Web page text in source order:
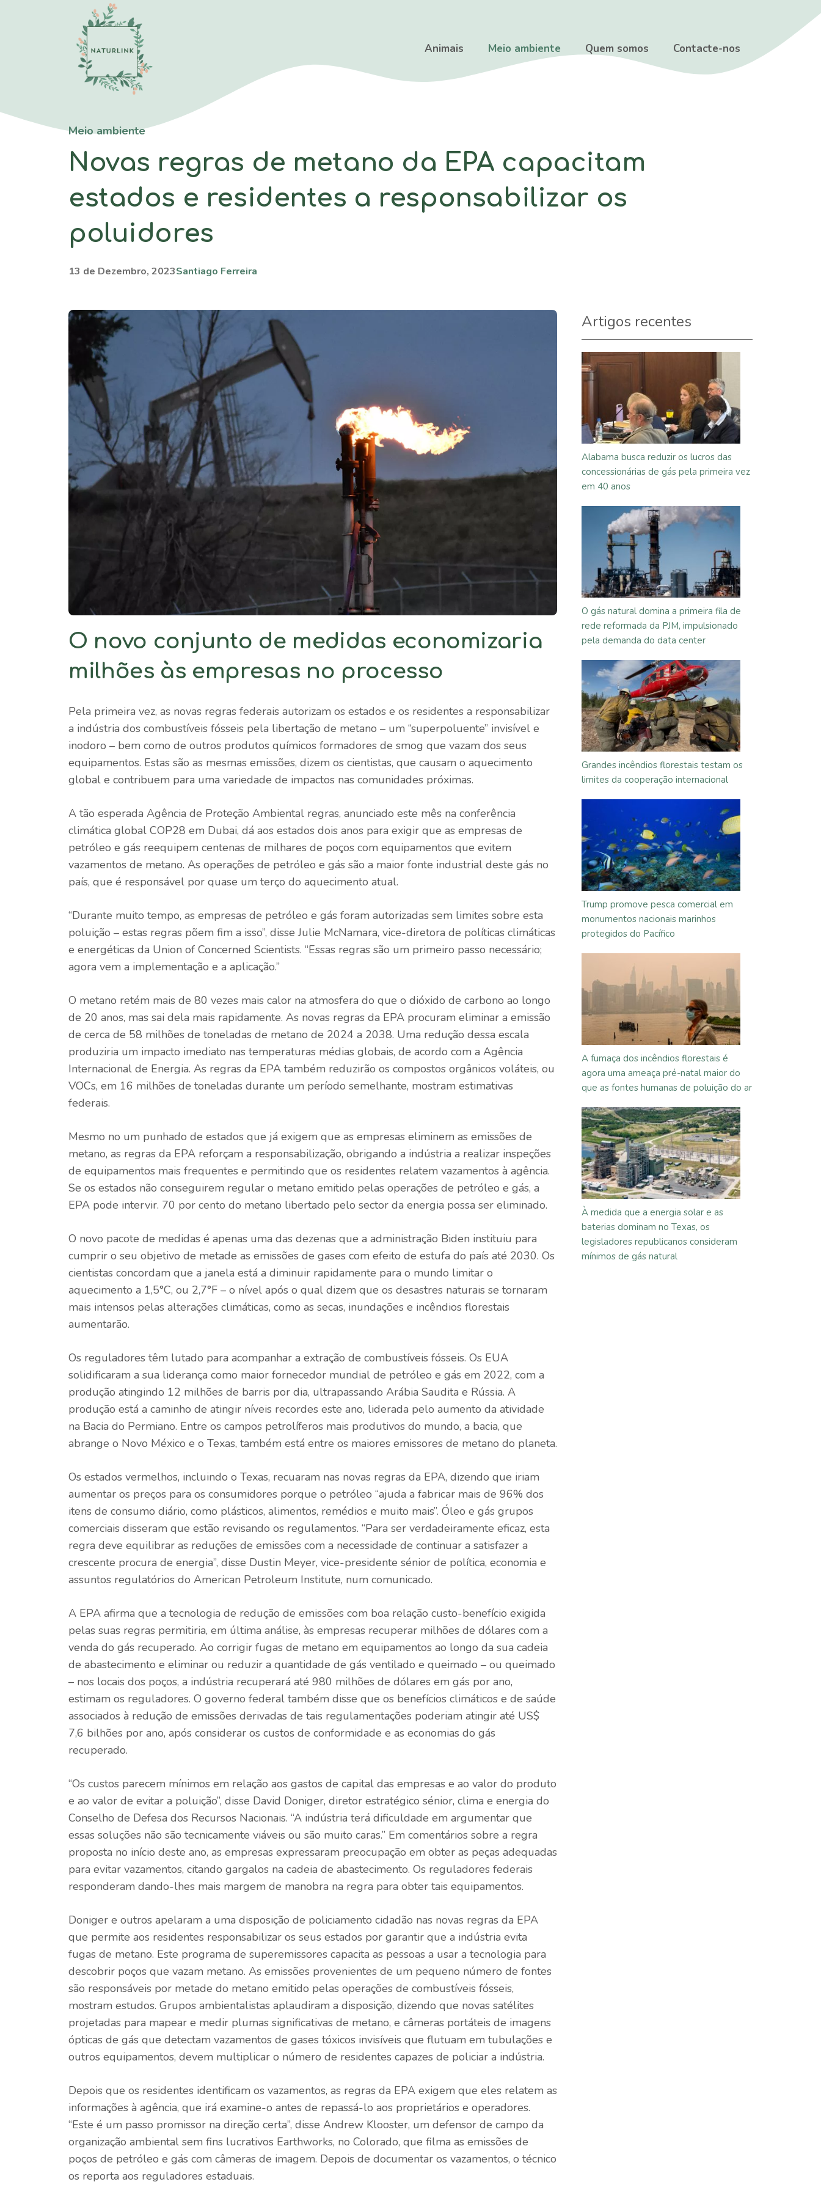
Animais Meio ambiente Quem somos Contacte-nos
Meio ambiente
Novas regras de metano da EPA capacitam
estados e residentes a responsabilizar os
poluidores
13 de Dezembro, 2023Santiago Ferreira
O novo conjunto de medidas economizaria
milhões às empresas no processo
Pela primeira vez, as novas regras federais autorizam os estados e os residentes a responsabilizar
a indústria dos combustíveis fósseis pela libertação de metano – um “superpoluente” invisível e
inodoro – bem como de outros produtos químicos formadores de smog que vazam dos seus
equipamentos. Estas são as mesmas emissões, dizem os cientistas, que causam o aquecimento
global e contribuem para uma variedade de impactos nas comunidades próximas.
A tão esperada Agência de Proteção Ambiental regras, anunciado este mês na conferência
climática global COP28 em Dubai, dá aos estados dois anos para exigir que as empresas de
petróleo e gás reequipem centenas de milhares de poços com equipamentos que evitem
vazamentos de metano. As operações de petróleo e gás são a maior fonte industrial deste gás no
país, que é responsável por quase um terço do aquecimento atual.
“Durante muito tempo, as empresas de petróleo e gás foram autorizadas sem limites sobre esta
poluição – estas regras põem fim a isso”, disse Julie McNamara, vice-diretora de políticas climáticas
e energéticas da Union of Concerned Scientists. “Essas regras são um primeiro passo necessário;
agora vem a implementação e a aplicação.”
O metano retém mais de 80 vezes mais calor na atmosfera do que o dióxido de carbono ao longo
de 20 anos, mas sai dela mais rapidamente. As novas regras da EPA procuram eliminar a emissão
de cerca de 58 milhões de toneladas de metano de 2024 a 2038. Uma redução dessa escala
produziria um impacto imediato nas temperaturas médias globais, de acordo com a Agência
Internacional de Energia. As regras da EPA também reduzirão os compostos orgânicos voláteis, ou
VOCs, em 16 milhões de toneladas durante um período semelhante, mostram estimativas
federais.
Mesmo no um punhado de estados que já exigem que as empresas eliminem as emissões de
metano, as regras da EPA reforçam a responsabilização, obrigando a indústria a realizar inspeções
de equipamentos mais frequentes e permitindo que os residentes relatem vazamentos à agência.
Se os estados não conseguirem regular o metano emitido pelas operações de petróleo e gás, a
EPA pode intervir. 70 por cento do metano libertado pelo sector da energia possa ser eliminado.
O novo pacote de medidas é apenas uma das dezenas que a administração Biden instituiu para
cumprir o seu objetivo de metade as emissões de gases com efeito de estufa do país até 2030. Os
cientistas concordam que a janela está a diminuir rapidamente para o mundo limitar o
aquecimento a 1,5°C, ou 2,7°F – o nível após o qual dizem que os desastres naturais se tornaram
mais intensos pelas alterações climáticas, como as secas, inundações e incêndios florestais
aumentarão.
Os reguladores têm lutado para acompanhar a extração de combustíveis fósseis. Os EUA
solidificaram a sua liderança como maior fornecedor mundial de petróleo e gás em 2022, com a
produção atingindo 12 milhões de barris por dia, ultrapassando Arábia Saudita e Rússia. A
produção está a caminho de atingir níveis recordes este ano, liderada pelo aumento da atividade
na Bacia do Permiano. Entre os campos petrolíferos mais produtivos do mundo, a bacia, que
abrange o Novo México e o Texas, também está entre os maiores emissores de metano do planeta.
Os estados vermelhos, incluindo o Texas, recuaram nas novas regras da EPA, dizendo que iriam
aumentar os preços para os consumidores porque o petróleo “ajuda a fabricar mais de 96% dos
itens de consumo diário, como plásticos, alimentos, remédios e muito mais”. Óleo e gás grupos
comerciais disseram que estão revisando os regulamentos. “Para ser verdadeiramente eficaz, esta
regra deve equilibrar as reduções de emissões com a necessidade de continuar a satisfazer a
crescente procura de energia”, disse Dustin Meyer, vice-presidente sénior de política, economia e
assuntos regulatórios do American Petroleum Institute, num comunicado.
A EPA afirma que a tecnologia de redução de emissões com boa relação custo-benefício exigida
pelas suas regras permitiria, em última análise, às empresas recuperar milhões de dólares com a
venda do gás recuperado. Ao corrigir fugas de metano em equipamentos ao longo da sua cadeia
de abastecimento e eliminar ou reduzir a quantidade de gás ventilado e queimado – ou queimado
– nos locais dos poços, a indústria recuperará até 980 milhões de dólares em gás por ano,
estimam os reguladores. O governo federal também disse que os benefícios climáticos e de saúde
associados à redução de emissões derivadas de tais regulamentações poderiam atingir até US$
7,6 bilhões por ano, após considerar os custos de conformidade e as economias do gás
recuperado.
“Os custos parecem mínimos em relação aos gastos de capital das empresas e ao valor do produto
e ao valor de evitar a poluição”, disse David Doniger, diretor estratégico sénior, clima e energia do
Conselho de Defesa dos Recursos Nacionais. “A indústria terá dificuldade em argumentar que
essas soluções não são tecnicamente viáveis ​​ou são muito caras.” Em comentários sobre a regra
proposta no início deste ano, as empresas expressaram preocupação em obter as peças adequadas
para evitar vazamentos, citando gargalos na cadeia de abastecimento. Os reguladores federais
responderam dando-lhes mais margem de manobra na regra para obter tais equipamentos.
Doniger e outros apelaram a uma disposição de policiamento cidadão nas novas regras da EPA
que permite aos residentes responsabilizar os seus estados por garantir que a indústria evita
fugas de metano. Este programa de superemissores capacita as pessoas a usar a tecnologia para
descobrir poços que vazam metano. As emissões provenientes de um pequeno número de fontes
são responsáveis ​​por metade do metano emitido pelas operações de combustíveis fósseis,
mostram estudos. Grupos ambientalistas aplaudiram a disposição, dizendo que novas satélites
projetadas para mapear e medir plumas significativas de metano, e câmeras portáteis de imagens
ópticas de gás que detectam vazamentos de gases tóxicos invisíveis que flutuam em tubulações e
outros equipamentos, devem multiplicar o número de residentes capazes de policiar a indústria.
Depois que os residentes identificam os vazamentos, as regras da EPA exigem que eles relatem as
informações à agência, que irá examine-o antes de repassá-lo aos proprietários e operadores.
“Este é um passo promissor na direção certa”, disse Andrew Klooster, um defensor de campo da
organização ambiental sem fins lucrativos Earthworks, no Colorado, que filma as emissões de
poços de petróleo e gás com câmeras de imagem. Depois de documentar os vazamentos, o técnico
os reporta aos reguladores estaduais.
Artigos recentes
Alabama busca reduzir os lucros das
concessionárias de gás pela primeira vez
em 40 anos
O gás natural domina a primeira fila de
rede reformada da PJM, impulsionado
pela demanda do data center
Grandes incêndios florestais testam os
limites da cooperação internacional
Trump promove pesca comercial em
monumentos nacionais marinhos
protegidos do Pacífico
A fumaça dos incêndios florestais é
agora uma ameaça pré-natal maior do
que as fontes humanas de poluição do ar
À medida que a energia solar e as
baterias dominam no Texas, os
legisladores republicanos consideram
mínimos de gás natural